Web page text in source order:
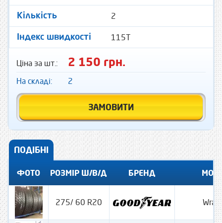
Кількість 2
Індекс швидкості 115T
Ціна за шт.: 2 150 грн.
На складі: 2
ЗАМОВИТИ
ПОДІБНІ
ФОТО РОЗМІР Ш/В/Д БРЕНД
275/ 60 R20